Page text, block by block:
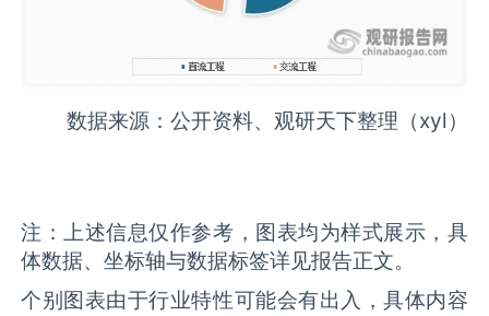
数据来源：公开资料、观研天下整理（xyl）
注：上述信息仅作参考，图表均为样式展示，具
体数据、坐标轴与数据标签详见报告正文。
个别图表由于行业特性可能会有出入，具体内容